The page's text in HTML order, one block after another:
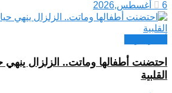
6 أغسطس,2026
احتضنت أطفالها وماتت.. الزلزال ينهي
القلبية